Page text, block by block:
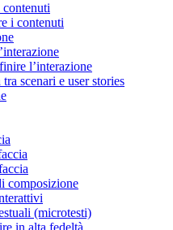
i contenuti
l’interazione
scenari e user stories
composizione
(microtesti)
in alta fedeltà